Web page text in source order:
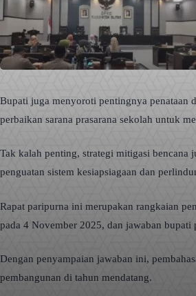
Bupati juga menyoroti pentingnya penataan
perbaikan sarana prasarana sekolah untuk
Tak kalah penting, strategi mitigasi bencana
penguatan sistem kesiapsiagaan dan
Rapat paripurna ini merupakan rangkaian
pada 4 November 2025, dan jawaban
Dengan penyampaian jawaban ini,
pembangunan di tahun mendatang.